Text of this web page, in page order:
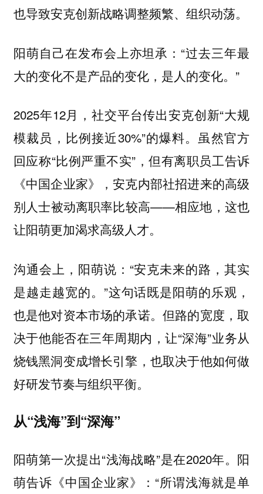
也导致安克创新战略调整频繁、组织动荡。
阳萌自己在发布会上亦坦承：“过去三年最
大的变化不是产品的变化，是人的变化。”
2025年12月，社交平台传出安克创新“大规
模裁员，比例接近30%”的爆料。虽然官方
回应称“比例严重不实”，但有离职员工告诉
《中国企业家》，安克内部社招进来的高级
别人士被动离职率比较高——相应地，这也
让阳萌更加渴求高级人才。
沟通会上，阳萌说：“安克未来的路，其实
是越走越宽的。”这句话既是阳萌的乐观，
也是他对资本市场的承诺。但路的宽度，取
决于他能否在三年周期内，让“深海”业务从
烧钱黑洞变成增长引擎，也取决于他如何做
好研发节奏与组织平衡。
从“浅海”到“深海”
阳萌第一次提出“浅海战略”是在2020年。阳
萌告诉《中国企业家》：“所谓浅海就是单